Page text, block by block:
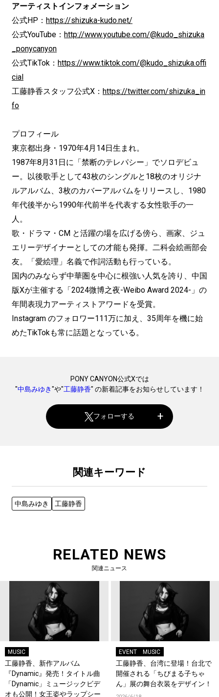
アーティストインフォメーション
公式HP： https://shizuka-kudo.net/
公式YouTube： http://www.youtube.com/@kudo_shizuka
_ponycanyon
公式TikTok： https://www.tiktok.com/@kudo_shizuka.offi
cial
工藤静香スタッフ公式X： https://twitter.com/shizuka_in
fo
プロフィール
東京都出身・1970年4月14日生まれ。
1987年8月31日に「禁断のテレパシー」でソロデビュ
ー。以後歌手として43枚のシングルと18枚のオリジナ
ルアルバム、3枚のカバーアルバムをリリースし、1980
年代後半から1990年代前半を代表する女性歌手の一
人。
歌・ドラマ・CM と活躍の場を広げる傍ら、画家、ジュ
エリーデザイナーとしての才能も発揮。二科会絵画部会
友。「愛絵理」名義で作詞活動も行っている。
国内のみならず中華圏を中心に根強い人気を誇り、中国
版Xが主催する「2024微博之夜-Weibo Award 2024-」の
年間表現力アーティストアワードを受賞。
Instagram のフォロワー111万に加え、35周年を機に始
めたTikTokも常に話題となっている。
PONY CANYON公式Xでは
"中島みゆき"や"工藤静香" の新着記事をお知らせしています！
フォローする
関連キーワード
中島みゆき 工藤静香
RELATED NEWS
関連ニュース
MUSIC
工藤静香、新作アルバム
『Dynamic』発売！タイトル曲
「Dynamic」ミュージックビデ
オも公開！女王姿やラップシー
EVENT MUSIC
工藤静香、台湾に登場！台北で
開催される「ちびまる子ちゃ
ん」展の舞台衣装をデザイン！